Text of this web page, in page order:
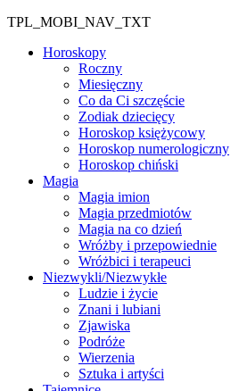
TPL_MOBI_NAV_TXT
Horoskopy
Roczny
Miesięczny
Co da Ci szczęście
Zodiak dziecięcy
Horoskop księżycowy
Horoskop numerologiczny
Horoskop chiński
Magia
Magia imion
Magia przedmiotów
Magia na co dzień
Wróżby i przepowiednie
Wróżbici i terapeuci
Niezwykli/Niezwykłe
Ludzie i życie
Znani i lubiani
Zjawiska
Podróże
Wierzenia
Sztuka i artyści